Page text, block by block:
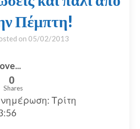
Πέμπτη!
on 05/02/2013
0
Shares
Τρίτη